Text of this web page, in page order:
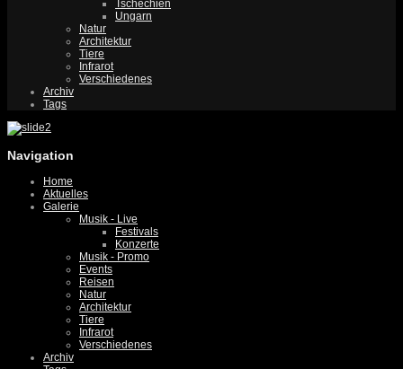
Tschechien
Ungarn
Natur
Architektur
Tiere
Infrarot
Verschiedenes
Archiv
Tags
Navigation
Home
Aktuelles
Galerie
Musik - Live
Festivals
Konzerte
Musik - Promo
Events
Reisen
Natur
Architektur
Tiere
Infrarot
Verschiedenes
Archiv